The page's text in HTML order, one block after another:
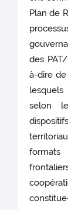
Plan de
des
à-dire
selon
formats